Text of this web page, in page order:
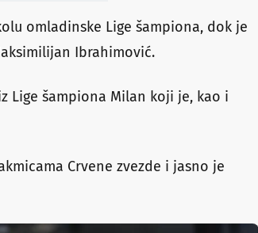
omladinske Lige šampiona, dok je
Ibrahimović.
Lige šampiona Milan koji je, kao i
Crvene zvezde i jasno je